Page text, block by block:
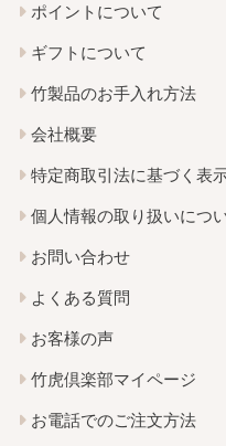
ポイントについて
ギフトについて
竹製品のお手入れ方法
会社概要
特定商取引法に基づく表
個人情報の取り扱いにつ
お問い合わせ
よくある質問
お客様の声
竹虎倶楽部マイページ
お電話でのご注文方法